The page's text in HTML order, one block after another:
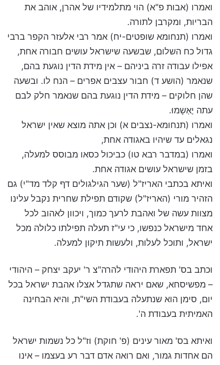
ואמרו (אבות פ"א) הוי מתלמידיו של אהרן, אוהב את
הבריות, ומקרבן לתורה.
ואמרו (תנחומא שופטים-יח) אמר רבי אלעזר הקפר ברבי
גדול כח השלום, שבשעה שישראל עושים חבורה אחת,
אפילו עבודה זרה ביניהם – אין מידת הדין נוגעת בהם,
שנאמר (הושע ד) חבור עצבים אפרים – הנח לו. ובשעה
שהן חלוקים – מידת הדין נוגעת בהם שנאמר חלק לבם
עתה יֶאְשָמוּ.
ואמרו (תנחומא-נצבים א) וכן אתה מוצא שאין ישראל
נגאלים עד שיהיו באגודה אחת,
ואמרו (במדבר רבא טו) כביכול כסאו מבוסס למעלה,
בזמן שישראל עושים אגודה אחת.
ואיתא בכתבי האריז"ל (שער הגילגולים דף קלד מד"י) גם
הזהיר מורי (האריז"ל) שקודם תפילת שחרית נקבל עלינו
מצוות עשה של ואהבת לרעך כמוך, ויכוון לאהוב לכל
אחד מישראל כנפשו, כי עי"ז תעלה תפילתו כלולה מכל
ישראל, ותוכל לעלות, ולעשות תיקון למעלה.
וכתב בס' תפארת היהודי להרה"צ ר' יעקב יצחק – היהודי
– מפשיסחא, שאם יראה שתגדל אצלו אהבת ישראל בכל
יום, סימן הוא שנתעלה בעבודת השי"ת, והיא הבחינה
האמיתית בעבודת ה'.
ואיתא בס' מאור עינים (פ' חוקת) וז"ל כל נשמות ישראל
הם אחדות גמור, ואם רואה אדם דבר רע בעצמו – אינו